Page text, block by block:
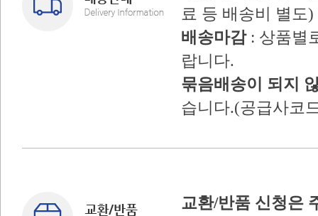
료 등 배송비 별도)
배송마감: 상품별
랍니다.
묶음배송이 되지
습니다.(공급사코
교환/반품 신청은